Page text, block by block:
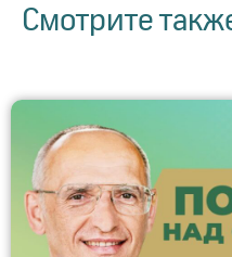
Смотрите